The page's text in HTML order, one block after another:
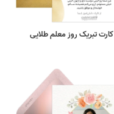
کارت تبریک روز معلم طلایی